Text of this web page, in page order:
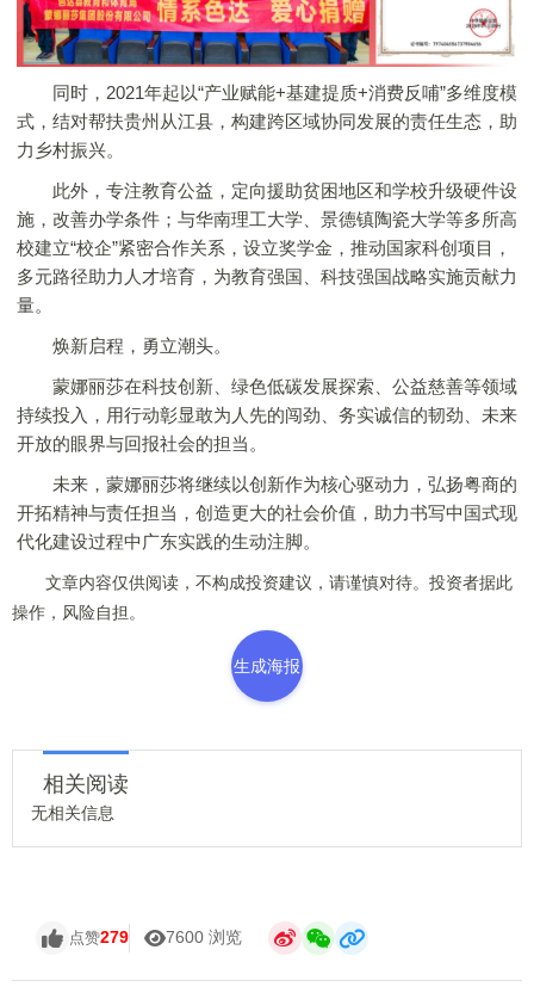
同时，2021年起以“产业赋能+基建提质+消费反哺”多维度模
式，结对帮扶贵州从江县，构建跨区域协同发展的责任生态，助
力乡村振兴。
此外，专注教育公益，定向援助贫困地区和学校升级硬件设
施，改善办学条件；与华南理工大学、景德镇陶瓷大学等多所高
校建立“校企”紧密合作关系，设立奖学金，推动国家科创项目，
多元路径助力人才培育，为教育强国、科技强国战略实施贡献力
量。
焕新启程，勇立潮头。
蒙娜丽莎在科技创新、绿色低碳发展探索、公益慈善等领域
持续投入，用行动彰显敢为人先的闯劲、务实诚信的韧劲、未来
开放的眼界与回报社会的担当。
未来， 蒙娜丽莎将继续以创新作为核心驱动力，弘扬粤商的
开拓精神与责任担当，创造更大的社会价值，助力书写中国式现
代化建设过程中广东实践的生动注脚。
文章内容仅供阅读，不构成投资建议，请谨慎对待。投资者据此
操作，风险自担。
生成海报
相关阅读
无相关信息
点赞279 7600 浏览